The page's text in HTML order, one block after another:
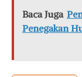
Baca Juga
Penegakan